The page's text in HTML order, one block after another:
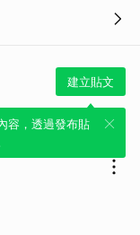
建立貼文
容，透過發布貼